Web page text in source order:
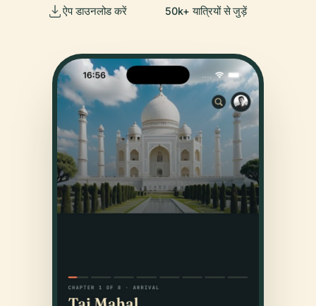
ऐप डाउनलोड करें 50k+ यात्रियों से जुड़ें